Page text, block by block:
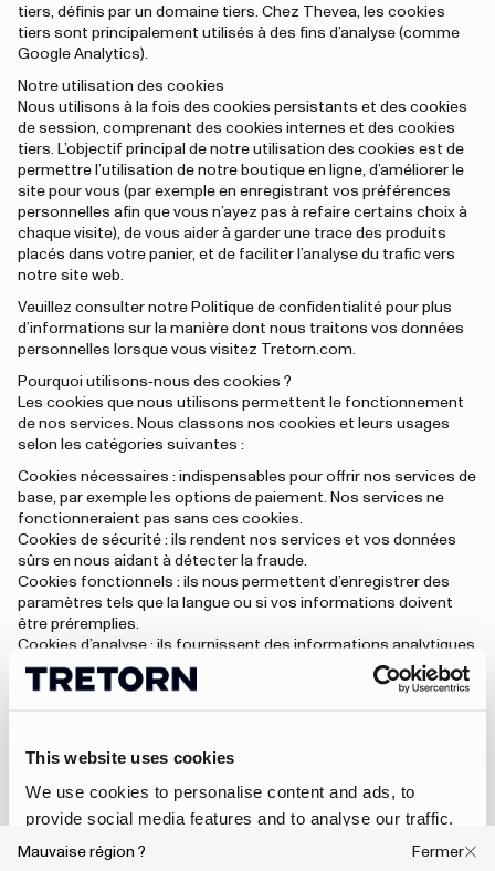
This website uses cookies
We use cookies to personalise content and ads, to
provide social media features and to analyse our traffic.
We also share information about your use of our site with
tiers, définis par un domaine tiers. Chez Thevea, les cookies
tiers sont principalement utilisés à des fins d’analyse (comme
Google Analytics).
Notre utilisation des cookies
Nous utilisons à la fois des cookies persistants et des cookies
de session, comprenant des cookies internes et des cookies
tiers. L’objectif principal de notre utilisation des cookies est de
permettre l’utilisation de notre boutique en ligne, d’améliorer le
site pour vous (par exemple en enregistrant vos préférences
personnelles afin que vous n’ayez pas à refaire certains choix à
chaque visite), de vous aider à garder une trace des produits
placés dans votre panier, et de faciliter l’analyse du trafic vers
notre site web.
Veuillez consulter notre Politique de confidentialité pour plus
d’informations sur la manière dont nous traitons vos données
personnelles lorsque vous visitez Tretorn.com.
Pourquoi utilisons‑nous des cookies ?
Les cookies que nous utilisons permettent le fonctionnement
de nos services. Nous classons nos cookies et leurs usages
selon les catégories suivantes :
Cookies nécessaires : indispensables pour offrir nos services de
base, par exemple les options de paiement. Nos services ne
fonctionneraient pas sans ces cookies.
Cookies de sécurité : ils rendent nos services et vos données
sûrs en nous aidant à détecter la fraude.
Cookies fonctionnels : ils nous permettent d’enregistrer des
paramètres tels que la langue ou si vos informations doivent
être préremplies.
Cookies d’analyse : ils fournissent des informations analytiques
globales sur votre utilisation de nos services web et permettent
le marketing en analysant votre comportement sur notre site
Vous avez la possibilité de ne pas consentir à l’utilisation des
cookies et de retirer votre consentement à tout moment en
modifiant les paramètres de votre ordinateur afin qu’il n’autorise
pas l’utilisation de cookies. Vous pouvez également configurer
votre navigateur pour qu’il vous avertisse chaque fois qu’un site
Mauvaise région ? Fermer